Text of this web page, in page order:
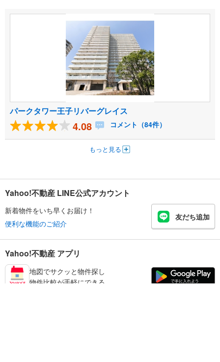
パークタワー王子リバーグレイス
4.08 コメント（84件）
もっと見る
Yahoo!不動産 LINE公式アカウント
新着物件をいち早くお届け！
便利な機能のご紹介
友だち追加
Yahoo!不動産 アプリ
地図でサクッと物件探し
物件比較が手軽にできる